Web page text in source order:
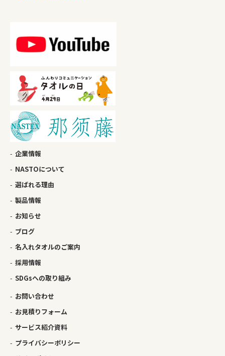
企業情報
NASTOについて
選ばれる理由
製品情報
お知らせ
ブログ
名入れタオルのご案内
採用情報
SDGsへの取り組み
お問い合わせ
お見積りフォーム
サービス紹介資料
プライバシーポリシー